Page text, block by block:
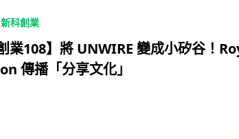
新科創業
創業108】將 UNWIRE 變成小矽谷！
傳播「分享文化」